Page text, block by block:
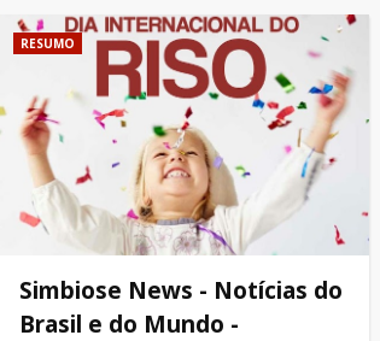
RESUMO
Simbiose News - Notícias do
Brasil e do Mundo -